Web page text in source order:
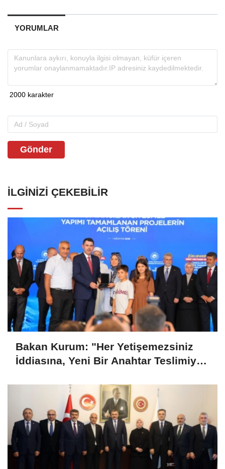
YORUMLAR
Gönder
İLGINIZI ÇEKEBILIR
Bakan Kurum: "Her Yetişemezsiniz
İddiasına, Yeni Bir Anahtar Teslimiyle